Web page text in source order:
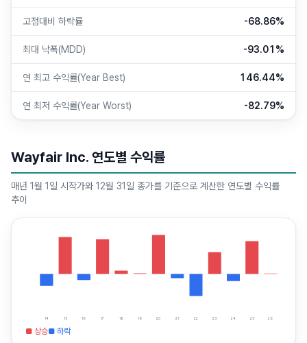
고점대비 하락률 -68.86%
최대 낙폭(MDD) -93.01%
연 최고 수익률(Year Best) 146.44%
연 최저 수익률(Year Worst) -82.79%
Wayfair Inc. 연도별 수익률
매년 1월 1일 시작가와 12월 31일 종가를 기준으로 계산한 연도별 수익률
추이
14 15 16 17 18 19 20 21 22 23 24 25 26
■ 상승■ 하락